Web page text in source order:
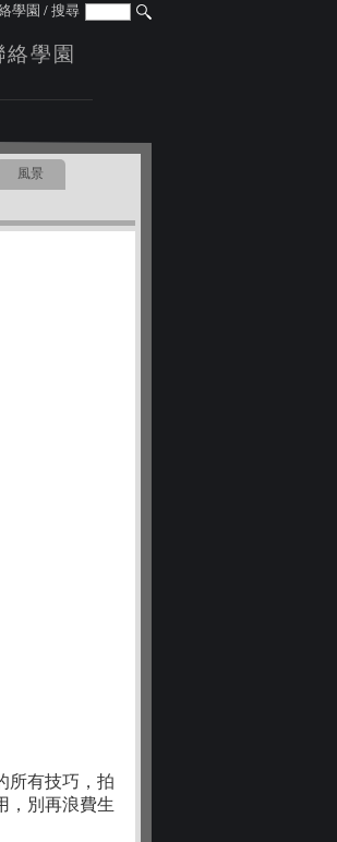
學園 / 搜尋
絡學園
風景
所有技巧，拍
，別再浪費生